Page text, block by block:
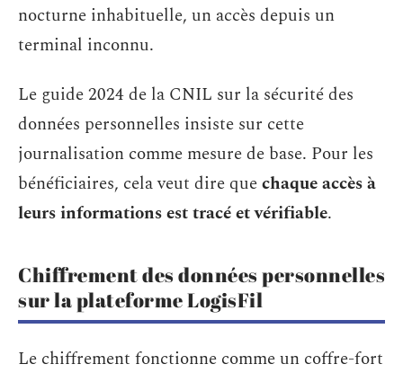
nocturne inhabituelle, un accès depuis un
terminal inconnu.
Le guide 2024 de la CNIL sur la sécurité des
données personnelles insiste sur cette
journalisation comme mesure de base. Pour les
bénéficiaires, cela veut dire quechaque accès à
leurs informations est tracé et vérifiable.
Chiffrement des données personnelles
sur la plateforme LogisFil
Le chiffrement fonctionne comme un coffre-fort